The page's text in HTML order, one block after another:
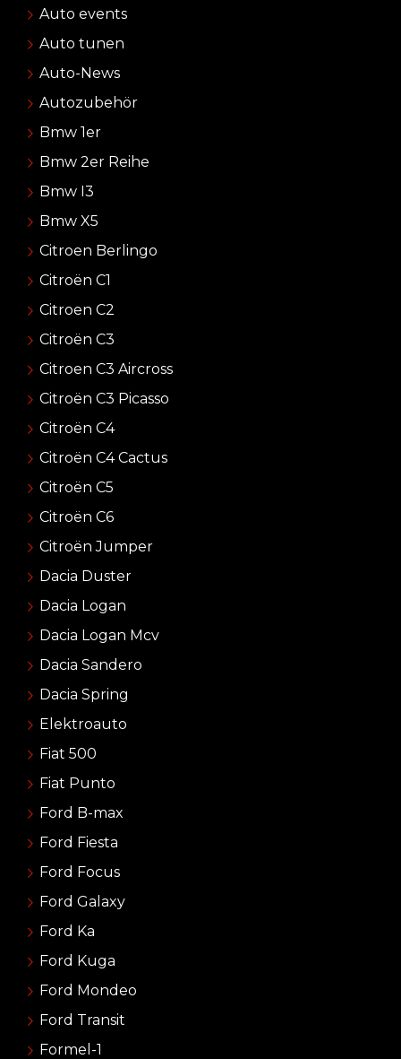
Auto events
Auto tunen
Auto-News
Autozubehör
Bmw 1er
Bmw 2er Reihe
Bmw I3
Bmw X5
Citroen Berlingo
Citroën C1
Citroen C2
Citroën C3
Citroen C3 Aircross
Citroën C3 Picasso
Citroën C4
Citroën C4 Cactus
Citroën C5
Citroën C6
Citroën Jumper
Dacia Duster
Dacia Logan
Dacia Logan Mcv
Dacia Sandero
Dacia Spring
Elektroauto
Fiat 500
Fiat Punto
Ford B-max
Ford Fiesta
Ford Focus
Ford Galaxy
Ford Ka
Ford Kuga
Ford Mondeo
Ford Transit
Formel-1